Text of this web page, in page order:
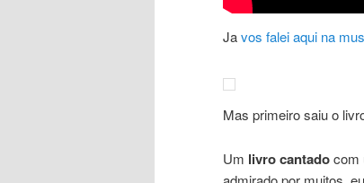
Javos falei aqui na
Mas primeiro saiu o
Um livro cantadocom